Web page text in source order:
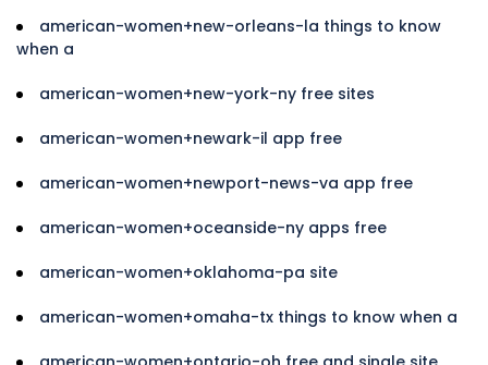
american-women+new-orleans-la things to know
when a
american-women+new-york-ny free sites
american-women+newark-il app free
american-women+newport-news-va app free
american-women+oceanside-ny apps free
american-women+oklahoma-pa site
american-women+omaha-tx things to know when a